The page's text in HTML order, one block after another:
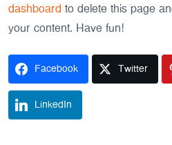
dashboard to delete this page
your content. Have fun!
Facebook Twitter
LinkedIn